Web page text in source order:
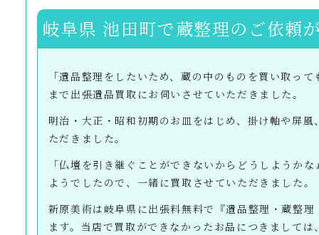
岐阜県 池田町で蔵整理のご依頼
「遺品整理をしたいため、蔵の中のものを買い取っ
まで出張遺品買取にお伺いさせていただきました。
明治・大正・昭和初期のお皿をはじめ、掛け軸や屏
ただきました。
「仏壇を引き継ぐことができないからどうしようか
ようでしたので、一緒に買取させていただきました。
新原美術は岐阜県に出張料無料で『遺品整理・蔵整
ます。当店で買取ができなかったお品につきまして